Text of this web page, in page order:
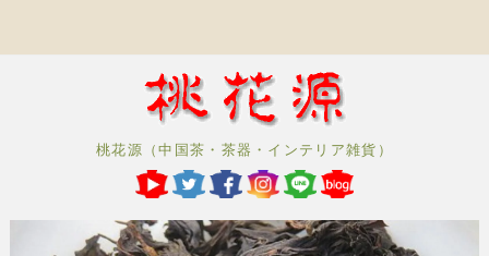
桃花源（中国茶・茶器・インテリア雑貨）